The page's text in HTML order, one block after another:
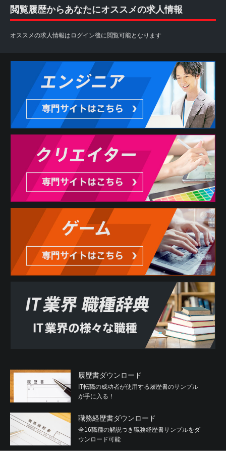
閲覧履歴からあなたにオススメの求人情報
オススメの求人情報はログイン後に閲覧可能となります
履歴書ダウンロード
IT転職の成功者が使用する履歴書のサンプル
が手に入る！
職務経歴書ダウンロード
全16職種の解説つき職務経歴書サンプルをダ
ウンロード可能